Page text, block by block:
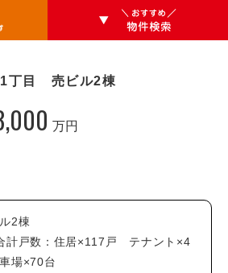
相田町(0)
丁目 売ビル2棟
万円
2棟
計戸数：住居×117戸 テナント×4
場×70台